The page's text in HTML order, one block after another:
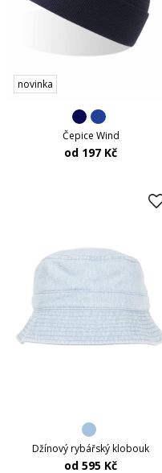
novinka
Čepice Wind
od 197 Kč
Džínový rybářský klobouk
od 595 Kč